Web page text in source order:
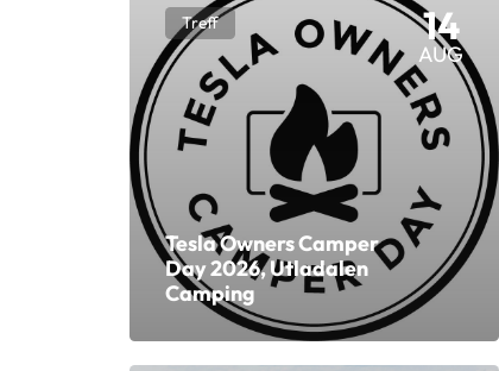
Treff 14
AUG
Tesla Owners Camper
Day 2026, Utladalen
Camping